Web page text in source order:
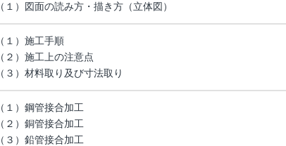
（１）図面の読み方・描き方（立体図）
（１）施工手順
（２）施工上の注意点
（３）材料取り及び寸法取り
（１）鋼管接合加工
（２）銅管接合加工
（３）鉛管接合加工